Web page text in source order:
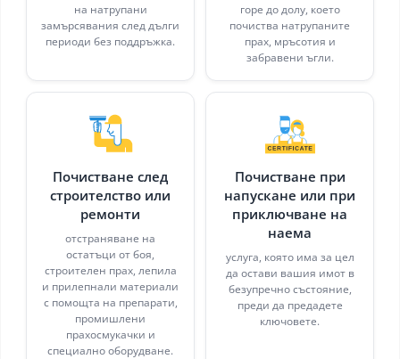
на натрупани
замърсявания след дълги
периоди без поддръжка.
горе до долу, което
почиства натрупаните
прах, мръсотия и
забравени ъгли.
Почистване след
строителство или
ремонти
отстраняване на
остатъци от боя,
строителен прах, лепила
и прилепнали материали
с помощта на препарати,
промишлени
прахосмукачки и
специално оборудване.
Почистване при
напускане или при
приключване на
наема
услуга, която има за цел
да остави вашия имот в
безупречно състояние,
преди да предадете
ключовете.